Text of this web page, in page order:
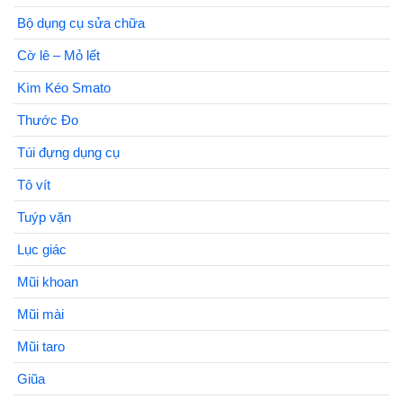
Bộ dụng cụ sửa chữa
Cờ lê – Mỏ lết
Kìm Kéo Smato
Thước Đo
Túi đựng dụng cụ
Tô vít
Tuýp vặn
Lục giác
Mũi khoan
Mũi mài
Mũi taro
Giũa